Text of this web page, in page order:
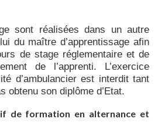
sont réalisées dans un autre
du maître d’apprentissage afin
de stage réglementaire et de
de l’apprenti. L’exercice
d’ambulancier est interdit tant
obtenu son diplôme d’Etat.
de formation en alternance et